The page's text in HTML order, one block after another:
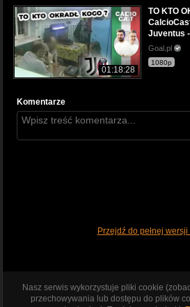
01:18:28
TO KTO
Juventus
Goal.pl
1080p
Komentarze
Przejdź do pełnej wersji
Nasz serwis wykorzystuje pliki cookie
przechowywania lub dostępu do plików